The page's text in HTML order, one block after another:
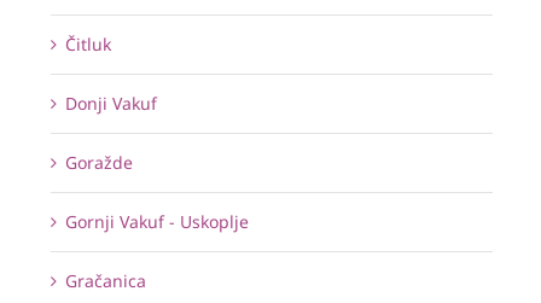
Čitluk
Donji Vakuf
Goražde
Gornji Vakuf - Uskoplje
Gračanica